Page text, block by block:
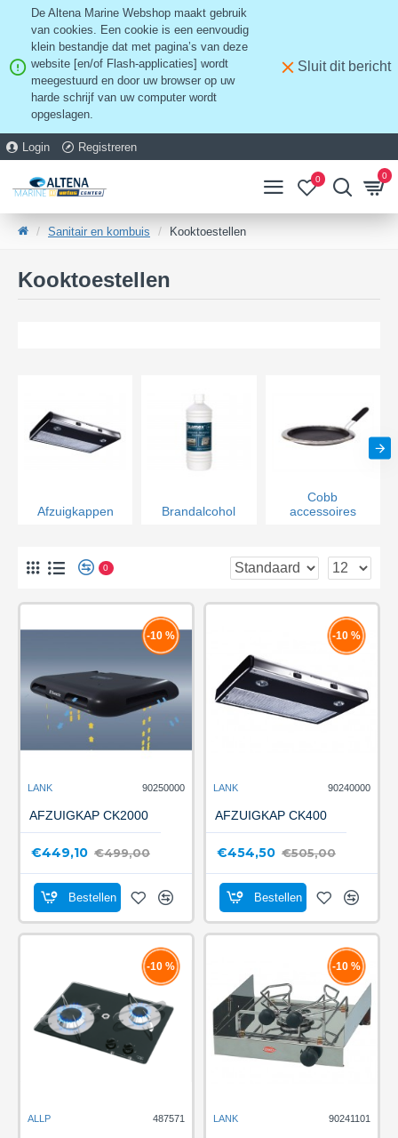
De Altena Marine Webshop maakt gebruik
van cookies. Een cookie is een eenvoudig
klein bestandje dat met pagina’s van deze
website [en/of Flash-applicaties] wordt
meegestuurd en door uw browser op uw
harde schrijf van uw computer wordt
opgeslagen.
Sluit dit bericht
Login Registreren
0 0
Sanitair en kombuis Kooktoestellen
Kooktoestellen
Afzuigkappen Brandalcohol
Cobb
accessoires
0
-10 %
LANK 90250000
AFZUIGKAP CK2000
€449,10 €499,00
Bestellen
-10 %
LANK 90240000
AFZUIGKAP CK400
€454,50 €505,00
Bestellen
-10 %
ALLP 487571
-10 %
LANK 90241101